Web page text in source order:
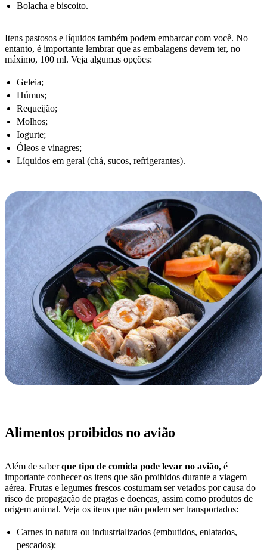
Bolacha e biscoito.
Itens pastosos e líquidos também podem embarcar com você. No
entanto, é importante lembrar que as embalagens devem ter, no
máximo, 100 ml. Veja algumas opções:
Geleia;
Húmus;
Requeijão;
Molhos;
Iogurte;
Óleos e vinagres;
Líquidos em geral (chá, sucos, refrigerantes).
Alimentos proibidos no avião
Além de saberque tipo de comida pode levar no avião, é
importante conhecer os itens que são proibidos durante a viagem
aérea. Frutas e legumes frescos costumam ser vetados por causa do
risco de propagação de pragas e doenças, assim como produtos de
origem animal. Veja os itens que não podem ser transportados:
Carnes in natura ou industrializados (embutidos, enlatados,
pescados);